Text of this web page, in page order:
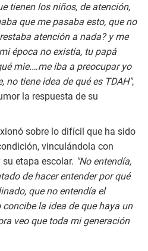
tienen los niños, de atención,
que me pasaba esto, que no
atención a nada? y me
época no existía, tu papá
mie.…me iba a preocupar yo
no tiene idea de qué es TDAH",
la respuesta de su
sobre lo difícil que ha sido
vinculándola con
etapa escolar. "No entendía,
de hacer entender por qué
que no entendía el
la idea de que haya un
veo que toda mi generación